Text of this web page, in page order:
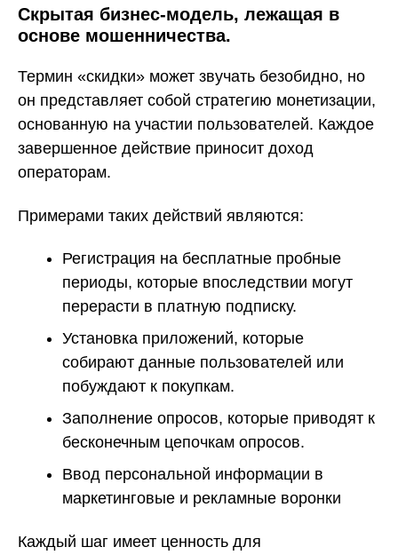
Скрытая бизнес-модель, лежащая в
основе мошенничества.
Термин «скидки» может звучать безобидно, но
он представляет собой стратегию монетизации,
основанную на участии пользователей. Каждое
завершенное действие приносит доход
операторам.
Примерами таких действий являются:
Регистрация на бесплатные пробные
периоды, которые впоследствии могут
перерасти в платную подписку.
Установка приложений, которые
собирают данные пользователей или
побуждают к покупкам.
Заполнение опросов, которые приводят к
бесконечным цепочкам опросов.
Ввод персональной информации в
маркетинговые и рекламные воронки
Каждый шаг имеет ценность для